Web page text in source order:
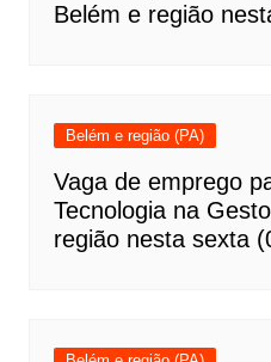
Belém e região
Belém e região (PA)
Vaga de emprego
Tecnologia na
região nesta sexta